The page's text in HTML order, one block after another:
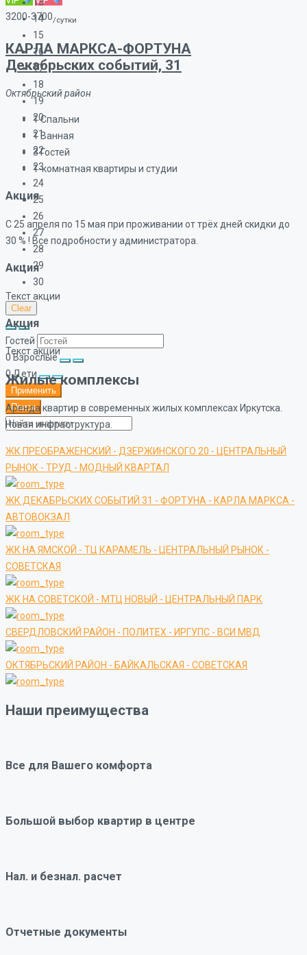
13
14
15
16
17
18
19
20
21
22
23
24
25
26
27
28
29
30
Clear
Гостей
0 Взрослые
0 Дети
Применить
Поиск
3200-3700/сутки
КАРЛА МАРКСА-ФОРТУНА
Декабрьских событий, 31
Октябрьский район
1Спальни
1Ванная
3Гостей
1-комнатная квартиры и студии
Акция
С 25 апреля по 15 мая при проживании от трёх дней скидки до
30 % ! Все подробности у администратора.
Акция
Текст акции
Акция
Текст акции
Жилые комплексы
Аренда квартир в современных жилых комплексах Иркутска.
Новая инфраструктура.
ЖК ПРЕОБРАЖЕНСКИЙ - ДЗЕРЖИНСКОГО 20 - ЦЕНТРАЛЬНЫЙ
РЫНОК - ТРУД - МОДНЫЙ КВАРТАЛ
ЖК ДЕКАБРЬСКИХ СОБЫТИЙ 31 - ФОРТУНА - КАРЛА МАРКСА -
АВТОВОКЗАЛ
ЖК НА ЯМСКОЙ - ТЦ КАРАМЕЛЬ - ЦЕНТРАЛЬНЫЙ РЫНОК -
СОВЕТСКАЯ
ЖК НА СОВЕТСКОЙ - МТЦ НОВЫЙ - ЦЕНТРАЛЬНЫЙ ПАРК
СВЕРДЛОВСКИЙ РАЙОН - ПОЛИТЕХ - ИРГУПС - ВСИ МВД
ОКТЯБРЬСКИЙ РАЙОН - БАЙКАЛЬСКАЯ - СОВЕТСКАЯ
Наши преимущества
Все для Вашего комфорта
Большой выбор квартир в центре
Нал. и безнал. расчет
Отчетные документы